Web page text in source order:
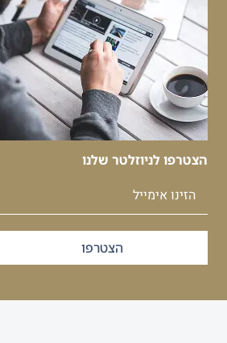
הצטרפו לניוזלטר שלנו
הצטרפו